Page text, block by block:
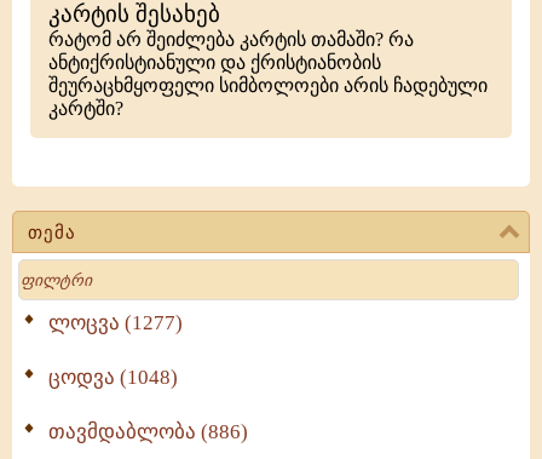
თემა
Search
ლოცვა (1277)
ცოდვა (1048)
თავმდაბლობა (886)
კარტის შესახებ
რატომ არ შეიძლება კარტის თამაში? რა
ანტიქრისტიანული და ქრისტიანობის
შეურაცხმყოფელი სიმბოლოები არის ჩადებული
კარტში?